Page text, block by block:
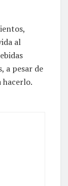
al
a pesar de
hacerlo.